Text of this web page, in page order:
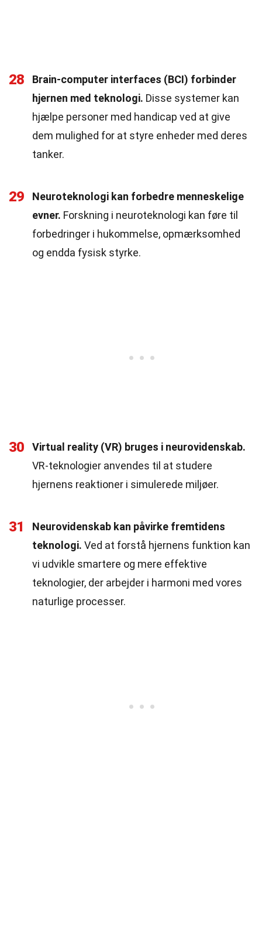
28
Brain-computer interfaces (BCI) forbinder
hjernen med teknologi. Disse systemer kan
hjælpe personer med handicap ved at give
dem mulighed for at styre enheder med deres
tanker.
29
Neuroteknologi kan forbedre menneskelige
evner. Forskning i neuroteknologi kan føre til
forbedringer i hukommelse, opmærksomhed
og endda fysisk styrke.
30
Virtual reality (VR) bruges i neurovidenskab.
VR-teknologier anvendes til at studere
hjernens reaktioner i simulerede miljøer.
31
Neurovidenskab kan påvirke fremtidens
teknologi. Ved at forstå hjernens funktion kan
vi udvikle smartere og mere effektive
teknologier, der arbejder i harmoni med vores
naturlige processer.